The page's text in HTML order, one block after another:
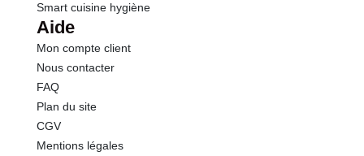
Smart cuisine hygiène
Aide
Mon compte client
Nous contacter
FAQ
Plan du site
CGV
Mentions légales